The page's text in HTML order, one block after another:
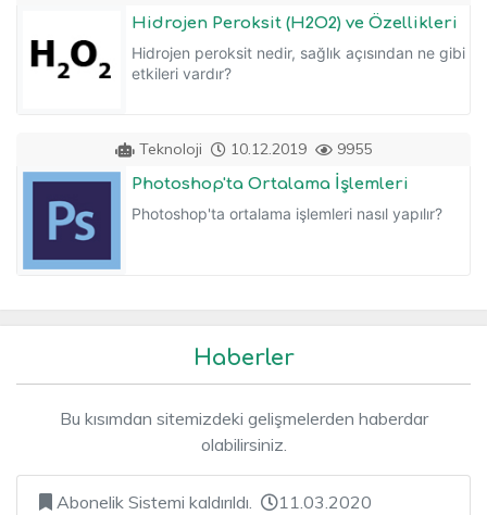
Hidrojen Peroksit (H2O2) ve Özellikleri
Hidrojen peroksit nedir, sağlık açısından ne gibi
etkileri vardır?
Teknoloji 10.12.2019 9955
Photoshop'ta Ortalama İşlemleri
Photoshop'ta ortalama işlemleri nasıl yapılır?
Haberler
Bu kısımdan sitemizdeki gelişmelerden haberdar
olabilirsiniz.
Abonelik Sistemi kaldırıldı. 11.03.2020